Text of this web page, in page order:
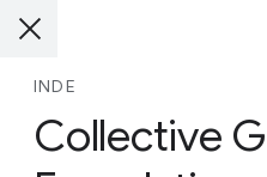
INDE
Collective